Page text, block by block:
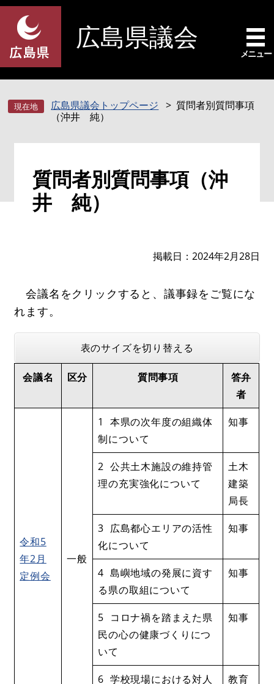
ペ
先
頭
す
メ
を
飛
し
広島県議会
メニュー
広島県議会トップページ
質問者別質問事項
（沖井 純）
質問者別質問事項（沖
井 純）
掲載日 2024年2月28日
会議名をクリックすると、議事録をご覧にな
れます。
表のサイズを切り替える
会議名 区分 質問事項
答弁
者
令和5
年2月
定例会
一般
1 本県の次年度の組織体
制について
知事
2 公共土木施設の維持管
理の充実強化について
土木
建築
局長
3 広島都心エリアの活性
化について
知事
4 島嶼地域の発展に資す
る県の取組について
知事
5 コロナ禍を踏まえた県
民の心の健康づくりにつ
いて
知事
6 学校現場における対人
教育